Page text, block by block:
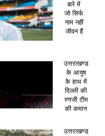
बारे में
जो सिर्फ
नाम नहीं
जीवन हैं
उत्तराखण्ड
के आयुष
के हाथ में
दिल्ली की
रणजी टीम
की कमान
उत्तराखण्ड